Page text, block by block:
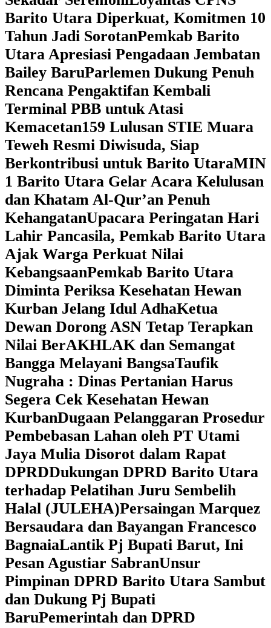
Barito Utara Diperkuat, Komitmen 10
Tahun Jadi SorotanPemkab Barito
Utara Apresiasi Pengadaan Jembatan
Bailey BaruParlemen Dukung Penuh
Rencana Pengaktifan Kembali
Terminal PBB untuk Atasi
Kemacetan159 Lulusan STIE Muara
Teweh Resmi Diwisuda, Siap
Berkontribusi untuk Barito UtaraMIN
1 Barito Utara Gelar Acara Kelulusan
dan Khatam Al-Qur’an Penuh
KehangatanUpacara Peringatan Hari
Lahir Pancasila, Pemkab Barito Utara
Ajak Warga Perkuat Nilai
KebangsaanPemkab Barito Utara
Diminta Periksa Kesehatan Hewan
Kurban Jelang Idul AdhaKetua
Dewan Dorong ASN Tetap Terapkan
Nilai BerAKHLAK dan Semangat
Bangga Melayani BangsaTaufik
Nugraha : Dinas Pertanian Harus
Segera Cek Kesehatan Hewan
KurbanDugaan Pelanggaran Prosedur
Pembebasan Lahan oleh PT Utami
Jaya Mulia Disorot dalam Rapat
DPRDDukungan DPRD Barito Utara
terhadap Pelatihan Juru Sembelih
Halal (JULEHA)Persaingan Marquez
Bersaudara dan Bayangan Francesco
BagnaiaLantik Pj Bupati Barut, Ini
Pesan Agustiar SabranUnsur
Pimpinan DPRD Barito Utara Sambut
dan Dukung Pj Bupati
BaruPemerintah dan DPRD